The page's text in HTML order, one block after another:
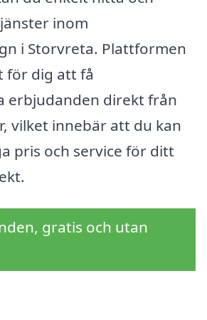
inom
i Storvreta. Plattformen
för dig att få
erbjudanden direkt från
vilket innebär att du kan
pris och service för ditt
gratis och utan